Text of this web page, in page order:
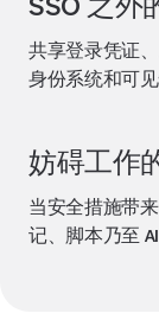
共享登录凭证
身份系统和可见
妨碍工作
当安全措施带
记、脚本乃至 AI